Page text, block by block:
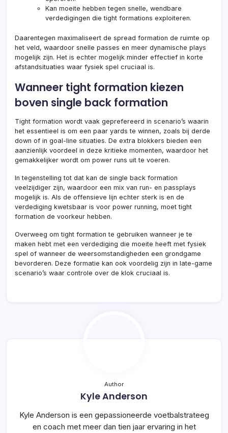
Kan moeite hebben tegen snelle, wendbare
verdedigingen die tight formations exploiteren.
Daarentegen maximaliseert de spread formation de ruimte op
het veld, waardoor snelle passes en meer dynamische plays
mogelijk zijn. Het is echter mogelijk minder effectief in korte
afstandsituaties waar fysiek spel cruciaal is.
Wanneer tight formation kiezen
boven single back formation
Tight formation wordt vaak geprefereerd in scenario’s waarin
het essentieel is om een paar yards te winnen, zoals bij derde
down of in goal-line situaties. De extra blokkers bieden een
aanzienlijk voordeel in deze kritieke momenten, waardoor het
gemakkelijker wordt om power runs uit te voeren.
In tegenstelling tot dat kan de single back formation
veelzijdiger zijn, waardoor een mix van run- en passplays
mogelijk is. Als de offensieve lijn echter sterk is en de
verdediging kwetsbaar is voor power running, moet tight
formation de voorkeur hebben.
Overweeg om tight formation te gebruiken wanneer je te
maken hebt met een verdediging die moeite heeft met fysiek
spel of wanneer de weersomstandigheden een grondgame
bevorderen. Deze formatie kan ook voordelig zijn in late-game
scenario’s waar controle over de klok cruciaal is.
Author
Kyle Anderson
Kyle Anderson is een gepassioneerde voetbalstrateeg
en coach met meer dan tien jaar ervaring in het